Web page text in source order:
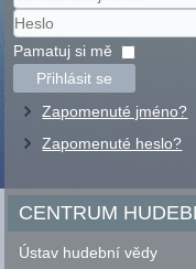
Uživatelské
jméno
Heslo
Pamatuj si mě
Přihlásit se
Zapomenuté jméno?
Zapomenuté heslo?
CENTRUM
Ústav hudební vědy